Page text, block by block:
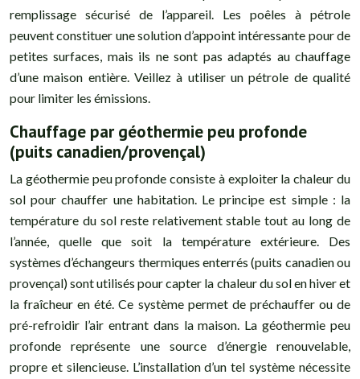
remplissage sécurisé de l’appareil. Les poêles à pétrole
peuvent constituer une solution d’appoint intéressante pour de
petites surfaces, mais ils ne sont pas adaptés au chauffage
d’une maison entière. Veillez à utiliser un pétrole de qualité
pour limiter les émissions.
Chauffage par géothermie peu profonde
(puits canadien/provençal)
La géothermie peu profonde consiste à exploiter la chaleur du
sol pour chauffer une habitation. Le principe est simple : la
température du sol reste relativement stable tout au long de
l’année, quelle que soit la température extérieure. Des
systèmes d’échangeurs thermiques enterrés (puits canadien ou
provençal) sont utilisés pour capter la chaleur du sol en hiver et
la fraîcheur en été. Ce système permet de préchauffer ou de
pré-refroidir l’air entrant dans la maison. La géothermie peu
profonde représente une source d’énergie renouvelable,
propre et silencieuse. L’installation d’un tel système nécessite